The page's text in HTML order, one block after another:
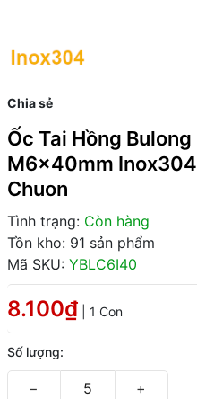
Chia sẻ
Ốc Tai Hồng
M6x40mm Inox304
Chuon
Tình trạng: Còn hàng
Tồn kho: 91 sản phẩm
Mã SKU: YBLC6I40
8.100₫ | 1 Con
Số lượng:
− +